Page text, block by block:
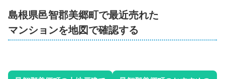
島根県邑智郡美郷町で最近売れた
マンションを地図で確認する